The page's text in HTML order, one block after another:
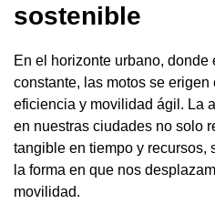
sostenible
En el horizonte urbano, donde
constante, las motos se
eficiencia y movilidad ágil. La
en nuestras ciudades no solo
tangible en tiempo y recursos,
la forma en que nos
movilidad.